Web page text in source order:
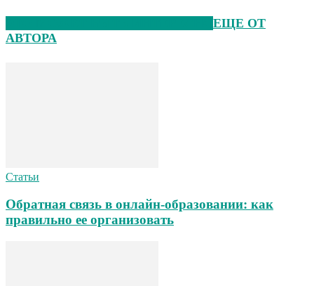
ЕЩЕ ОТ
АВТОРА
Статьи
Обратная связь в онлайн-образовании: как
правильно ее организовать